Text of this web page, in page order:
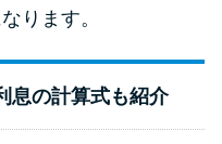
ります。
息の計算式も紹介